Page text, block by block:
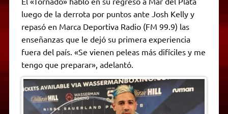
t
s
A
p
p
e
g
r
a
m
t
t
e
r
e
b
o
k
s
e
n
g
e
y
L
i
n
k
i
n
t
F
r
i
e
n
d
l
y
luego de la derrota por puntos ante Josh Kelly y
repasó en Marca Deportiva Radio (FM 99.9) las
enseñanzas que le dejó su primera experiencia
fuera del país. «Se vienen peleas más difíciles y me
tengo que preparar», adelantó.